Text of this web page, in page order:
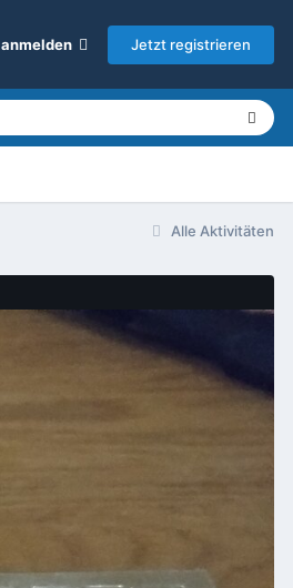
Jetzt registrieren
Alle Aktivitäten